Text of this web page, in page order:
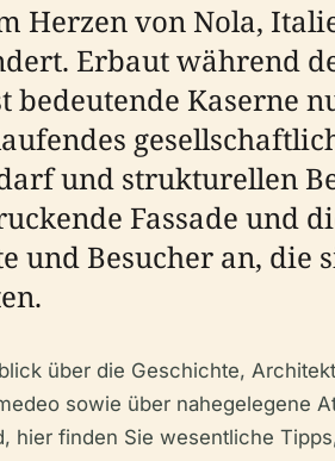
Herzen von Nola,
Erbaut während
bedeutende Kaserne
und strukturellen
Fassade und
und Besucher an, die
über die Geschichte,
sowie über nahegelegene
finden Sie wesentliche